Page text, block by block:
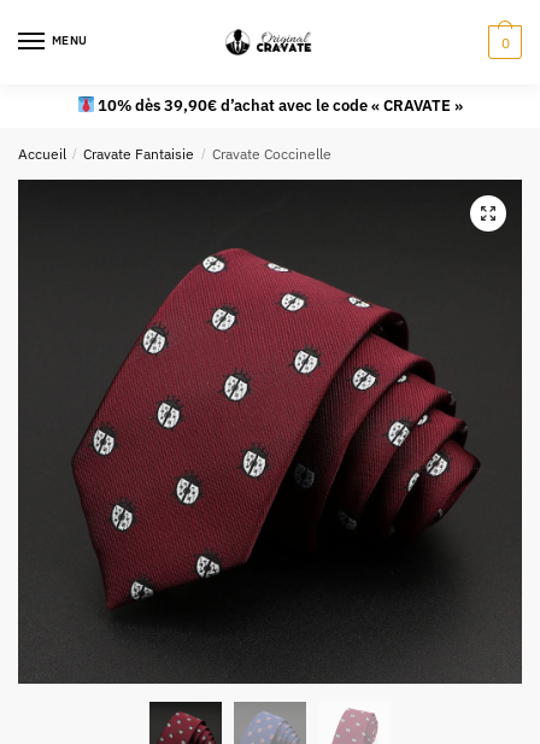
MENU 0
10% dès 39,90€ d’achat avec le code « CRAVATE »
Accueil / Cravate Fantaisie / Cravate Coccinelle